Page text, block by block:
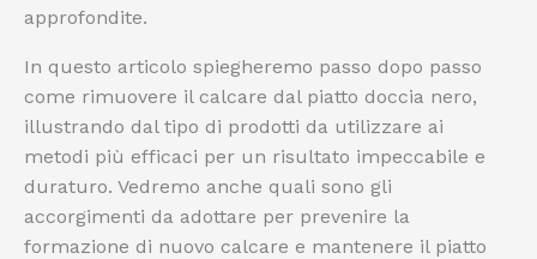
approfondite.
In questo articolo spiegheremo passo dopo passo
come rimuovere il calcare dal piatto doccia nero,
illustrando dal tipo di prodotti da utilizzare ai
metodi più efficaci per un risultato impeccabile e
duraturo. Vedremo anche quali sono gli
accorgimenti da adottare per prevenire la
formazione di nuovo calcare e mantenere il piatto